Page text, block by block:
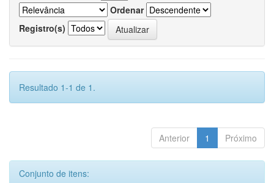
Ordenar
Registro(s)
Resultado 1-1 de 1.
Anterior 1 Próximo
Conjunto de itens: